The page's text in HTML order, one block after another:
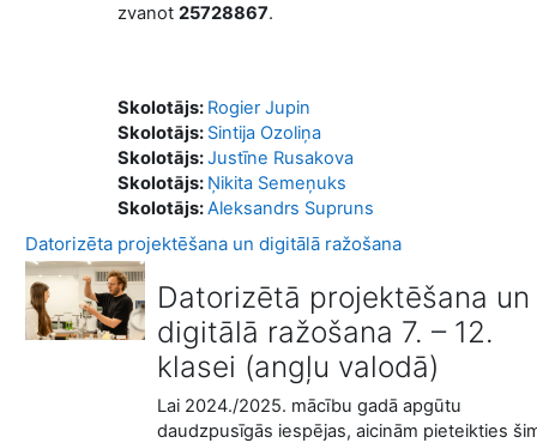
zvanot 25728867.
Skolotājs: Rogier Jupin
Skolotājs: Sintija Ozoliņa
Skolotājs:Justīne Rusakova
Skolotājs: Ņikita Semeņuks
Skolotājs:Aleksandrs Supruns
Datorizēta projektēšana un digitālā ražošana
Datorizētā projektēšana un
digitālā ražošana 7. – 12.
klasei (angļu valodā)
Lai 2024./2025. mācību gadā apgūtu
daudzpusīgās iespējas, aicinām pieteikties